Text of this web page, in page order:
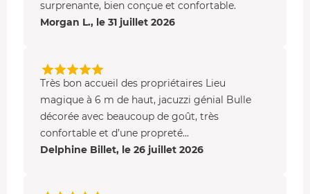
viennoiseries croustillantes, confitures, fruits…
Sur la terrasse, détendez-vous dans votre
profitez de ses bulles apaisantes qui relâchent les
tensions et font du bien au corps et à l’esprit.
surprenante, bien conçue et confortable.
Morgan L., le 31 juillet 2026
Très bon accueil des propriétaires Lieu
magique à 6 m de haut, jacuzzi génial Bulle
décorée avec beaucoup de goût, très
confortable et d’une propreté...
Delphine Billet, le 26 juillet 2026